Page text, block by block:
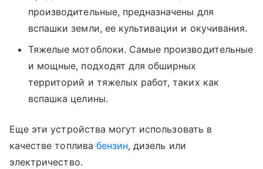
производительные, предназначены для
вспашки земли, ее культивации и окучивания.
Тяжелые мотоблоки. Самые производительные
и мощные, подходят для обширных
территорий и тяжелых работ, таких как
вспашка целины.
Еще эти устройства могут использовать в
качестве топлива бензин, дизель или
электричество.